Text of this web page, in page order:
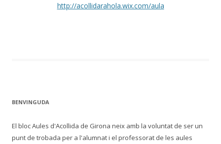
http://acollidarahola.wix.com/aula
BENVINGUDA
El bloc Aules d'Acollida de Girona neix amb la voluntat de ser un
punt de trobada per a l'alumnat i el professorat de les aules